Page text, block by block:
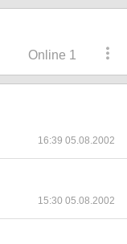
Online 1
16:39 05.08.2002
15:30 05.08.2002